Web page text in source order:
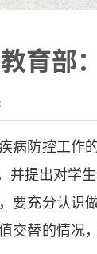
教育
防控工作
提出对学
充分认识
交替的情